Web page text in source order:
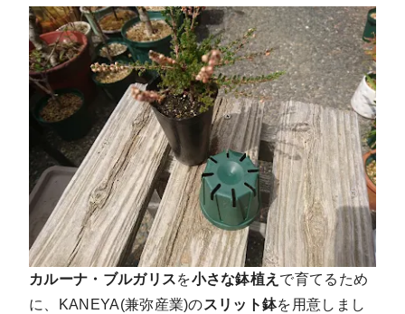
カルーナ・ブルガリスを小さな鉢植え で育てるため
に、KANEYA(兼弥産業)のスリット鉢を用意しまし